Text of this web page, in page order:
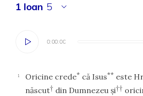
1 Ioan 5
0:00:00
0:00:00
1 Oricine crede* că Isus** este
născut† din Dumnezeu şi††